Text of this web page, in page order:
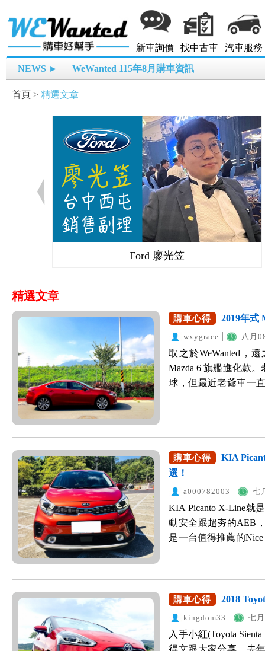
新車詢價 找中古車 汽車服務
NEWS ► WeWanted 115年8月購車資訊
首頁 > 精選文章
Ford 廖光笠
精選文章
購車心得 2019年式
wxygrace 八月
取之於WeWanted，
Mazda 6 旗艦進化款
球，但最近老爺車一
選。原先從國產車看
直到有次搭球友的便
刻，因為不僅車型、
立馬去預約試乘，
Mazda 6，老爸完全
金屬鍍鉻飾條與質感
向盤、鞍座、儀表上
方向盤有真皮皮革包
透過上面的多功能按
右邊則為MRCC自動
購車心得
KIA
選！
a000782003 七
KIA Picanto X-Line就
動安全跟超夯的AEB
是一台值得推薦的
菜、接送小孩與市區
打折扣，希望至少有
小型掀背車的評比，
掰掰。Swift跟Ingis也
購車心得 2018
kingdom33 七
入手小紅(Toyota
得文跟大家分享。去